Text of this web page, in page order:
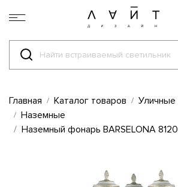
Главная Каталог товаров
Уличные
Наземные
Наземный фонарь BARSELONA